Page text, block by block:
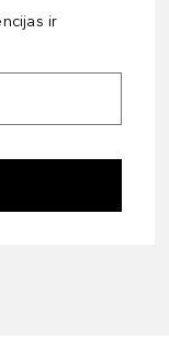
ir